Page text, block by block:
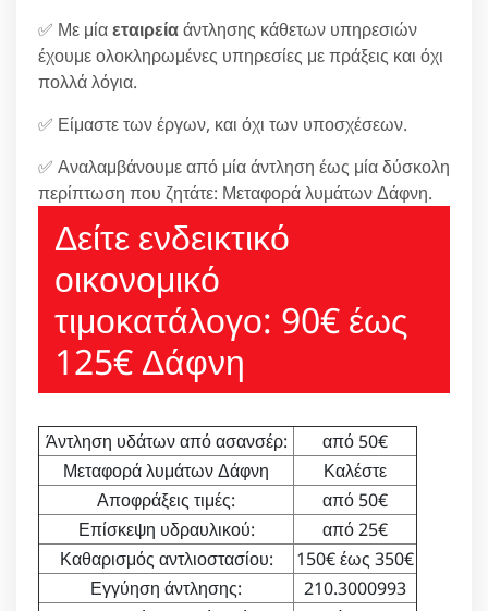
✅ Με μίαεταιρείαάντλησης κάθετων υπηρεσιών
έχουμε ολοκληρωμένες υπηρεσίες με πράξεις και όχι
πολλά λόγια.
✅ Είμαστε των έργων, και όχι των υποσχέσεων.
✅ Αναλαμβάνουμε από μία άντληση έως μία δύσκολη
περίπτωση που ζητάτε: Μεταφορά λυμάτων Δάφνη.
Δείτε ενδεικτικό
οικονομικό
τιμοκατάλογο: 90€ έως
125€ Δάφνη
Άντληση υδάτων από ασανσέρ:
από 50€
Μεταφορά λυμάτων Δάφνη
Καλέστε
Αποφράξεις τιμές:
από 50€
Επίσκεψη υδραυλικού:
από 25€
Καθαρισμός αντλιοστασίου:
150€ έως 350€
Εγγύηση άντλησης:
210.3000993